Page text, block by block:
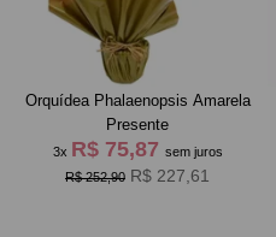
Orquídea Phalaenopsis Amarela
Presente
3x R$ 75,87 sem juros
R$ 252,90 R$ 227,61